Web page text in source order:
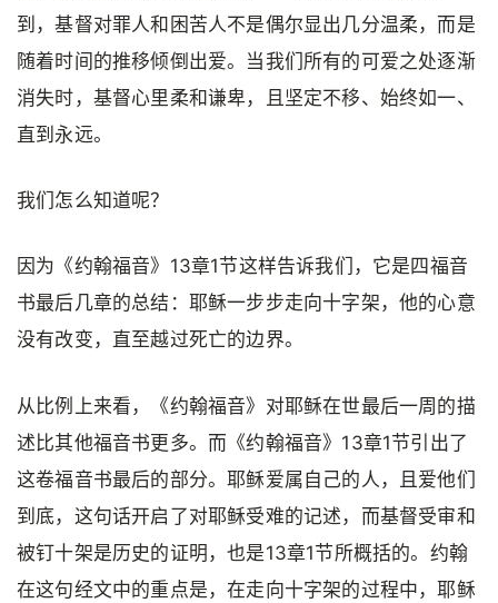
到，基督对罪人和困苦人不是偶尔显出几分温柔，而是
随着时间的推移倾倒出爱。当我们所有的可爱之处逐渐
消失时，基督心里柔和谦卑，且坚定不移、始终如一、
直到永远。
我们怎么知道呢？
因为《约翰福音》13章1节这样告诉我们，它是四福音
书最后几章的总结：耶稣一步步走向十字架，他的心意
没有改变，直至越过死亡的边界。
从比例上来看，《约翰福音》对耶稣在世最后一周的描
述比其他福音书更多。而《约翰福音》13章1节引出了
这卷福音书最后的部分。耶稣爱属自己的人，且爱他们
到底，这句话开启了对耶稣受难的记述，而基督受审和
被钉十架是历史的证明，也是13章1节所概括的。约翰
在这句经文中的重点是，在走向十字架的过程中，耶稣